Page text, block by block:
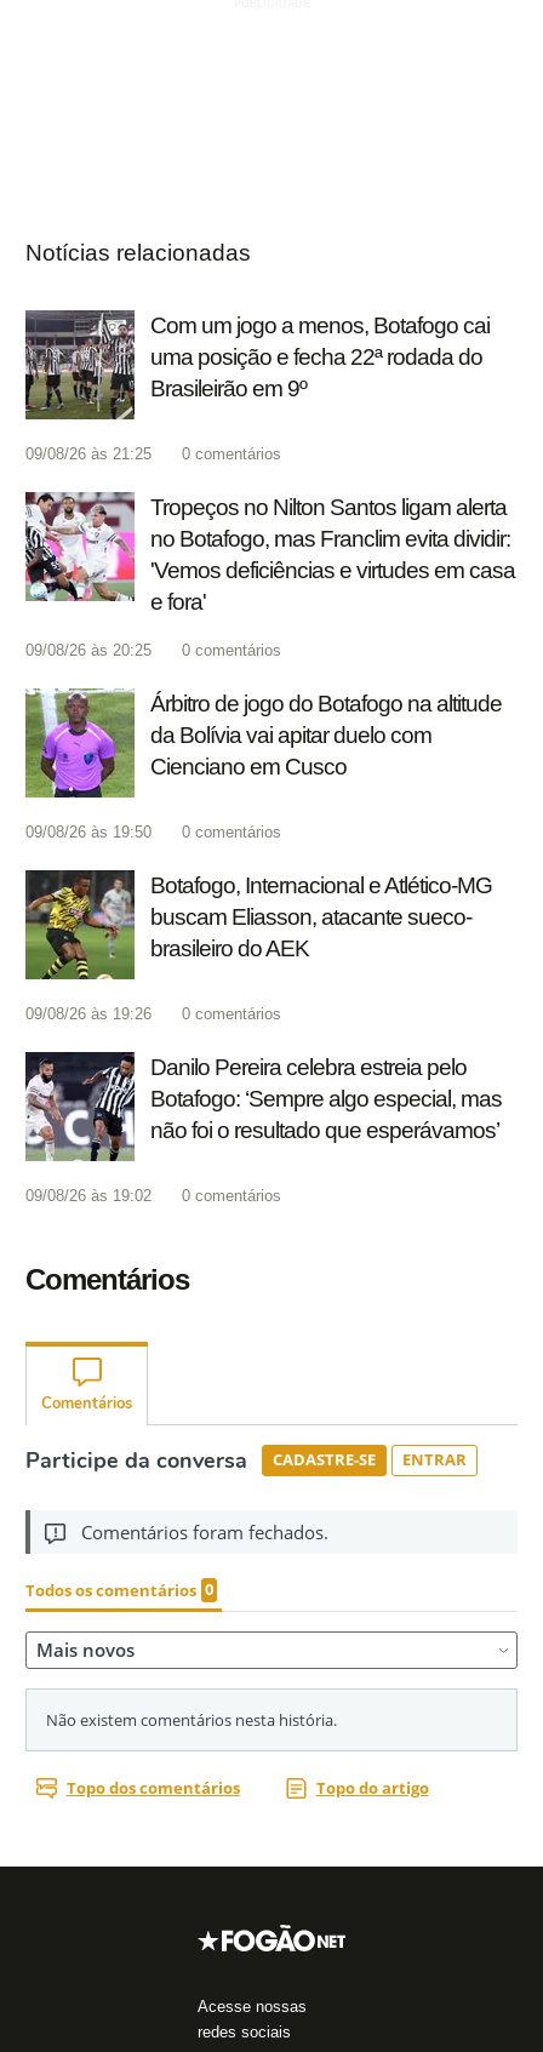
Notícias relacionadas
Com um jogo a menos, Botafogo cai
uma posição e fecha 22ª rodada do
Brasileirão em 9º
09/08/26 às 21:25 0 comentários
Tropeços no Nilton Santos ligam alerta
no Botafogo, mas Franclim evita dividir:
'Vemos deficiências e virtudes em casa
e fora'
09/08/26 às 20:25 0 comentários
Árbitro de jogo do Botafogo na altitude
da Bolívia vai apitar duelo com
Cienciano em Cusco
09/08/26 às 19:50 0 comentários
Botafogo, Internacional e Atlético-MG
buscam Eliasson, atacante sueco-
brasileiro do AEK
09/08/26 às 19:26 0 comentários
Danilo Pereira celebra estreia pelo
Botafogo: ‘Sempre algo especial, mas
não foi o resultado que esperávamos’
09/08/26 às 19:02 0 comentários
Comentários
Acesse nossas
redes sociais